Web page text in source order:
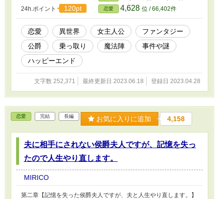
中心軽く恋愛くらいです。 番外編は暗い話がありますので、苦手
な方はお気を付けください。 ご感想ありがとうございます！！ 誤
字脱字等もお知らせくださりありがとうございます。順次修正させ
ていただきます。 小説家になろう様に掲載済みです。
24h.ポイント 120pt 恋愛 4,628 位 / 66,402件
恋愛 異世界 女主人公
ファンタジー
公爵
乗っ取り 魔法陣
事件や謎
ハッピーエンド
文字数 252,371 最終更新日 2023.06.18 登録日 2023.04.28
恋愛 完結 長編 お気に入りに追加 4,158
夫に相手にされない侯爵夫人ですが、記憶を失っ
たので人生やり直します。
MIRICO
第二章【記憶を失った侯爵夫人ですが、夫と人生やり直します。】